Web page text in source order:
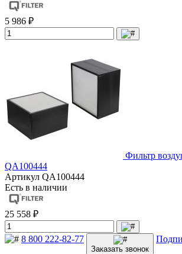
5 986 ₽
Фильтр
QA100444
Артикул QA100444
Есть в наличии
25 558 ₽
8 800 222-82-77
Заказать звонок